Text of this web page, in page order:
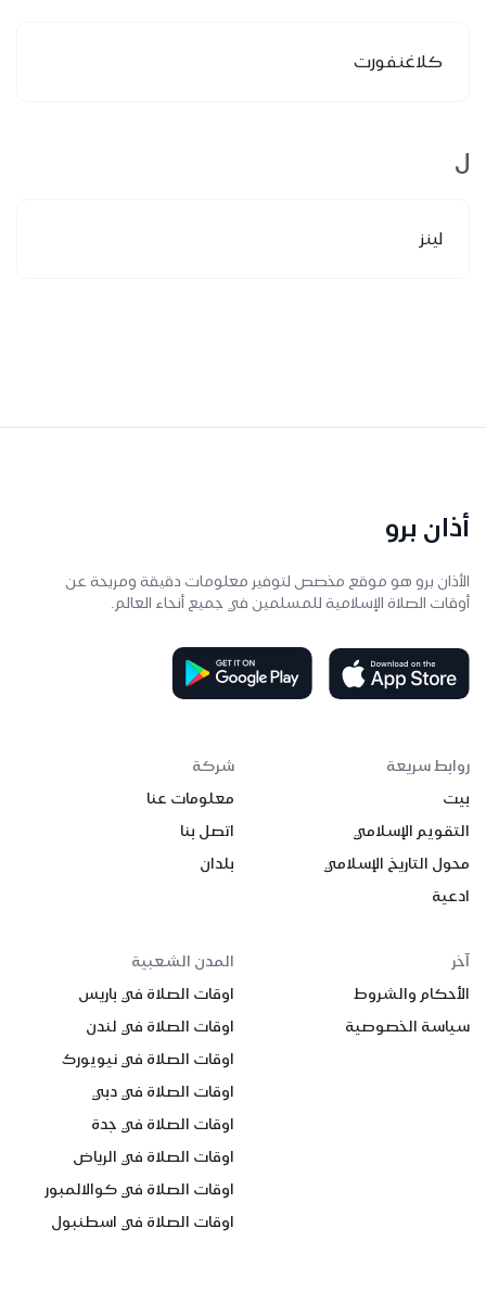
كلاغنفورت
ل
لينز
أذان برو
الأذان برو هو موقع مخصص لتوفير معلومات دقيقة ومريحة عن
أوقات الصلاة الإسلامية للمسلمين في جميع أنحاء العالم.
روابط سريعة
بيت
التقويم الإسلامي
محول التاريخ الإسلامي
ادعية
شركة
معلومات عنا
اتصل بنا
بلدان
آخر
الأحكام والشروط
سياسة الخصوصية
المدن الشعبية
اوقات الصلاة في باريس
اوقات الصلاة في لندن
اوقات الصلاة في نيويورك
اوقات الصلاة في دبي
اوقات الصلاة في جدة
اوقات الصلاة في الرياض
اوقات الصلاة في كوالالمبور
اوقات الصلاة في اسطنبول